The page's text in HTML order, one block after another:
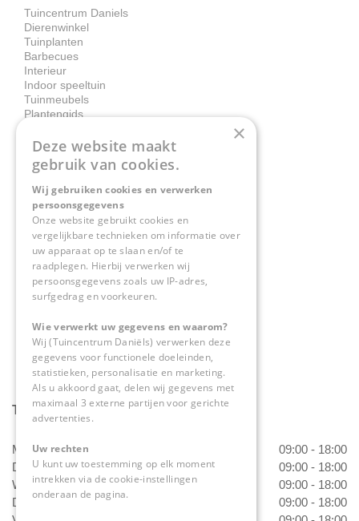
Tuincentrum Daniels
Dierenwinkel
Tuinplanten
Barbecues
Interieur
Indoor speeltuin
Tuinmeubels
Plantengids
Contact
Tuincentrum Daniëls
Herkenbosserweg 4
6063 NL Vlodrop
0475-534298
info@tuincentrumdaniels.nl
Tuincentrum Daniëls
Maandag
09:00 - 18:00
Dinsdag
09:00 - 18:00
Woensdag
09:00 - 18:00
Donderdag
09:00 - 18:00
×
Deze website maakt
gebruik van cookies.
Wij gebruiken cookies en verwerken
persoonsgegevens
Onze website gebruikt cookies en
vergelijkbare technieken om informatie over
uw apparaat op te slaan en/of te
raadplegen. Hierbij verwerken wij
persoonsgegevens zoals uw IP-adres,
surfgedrag en voorkeuren.
Wie verwerkt uw gegevens en waarom?
Wij (Tuincentrum Daniëls) verwerken deze
gegevens voor functionele doeleinden,
statistieken, personalisatie en marketing.
Als u akkoord gaat, delen wij gegevens met
maximaal 3 externe partijen voor gerichte
advertenties.
Uw rechten
U kunt uw toestemming op elk moment
intrekken via de cookie-instellingen
onderaan de pagina.